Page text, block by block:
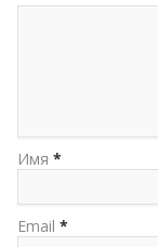
Имя *
Email *